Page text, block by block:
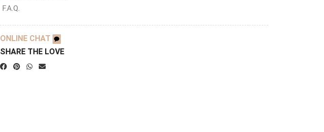
F.A.Q.
ONLINE CHAT
SHARE THE LOVE